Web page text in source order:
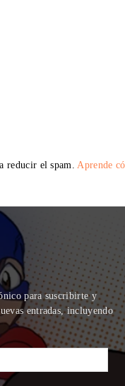
reducir el spam.Aprende
para suscribirte y
entradas, incluyendo